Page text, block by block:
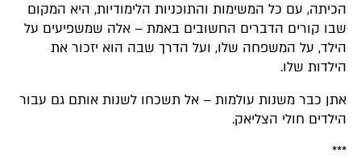
הכיתה, עם כל המשימות והתוכניות הלימודיות, היא המקום
שבו קורים הדברים החשובים באמת – אלה שמשפיעים על
הילד, על המשפחה שלו, ועל הדרך שבה הוא יזכור את
הילדות שלו.
אתן כבר משנות עולמות – אל תשכחו לשנות אותם גם עבור
הילדים חולי הצליאק.
***